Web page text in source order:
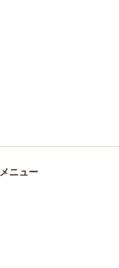
メニュー